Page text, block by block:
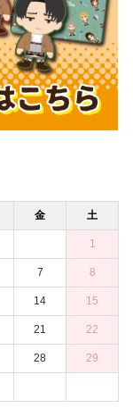
金 土
1
7 8
14 15
21 22
28 29